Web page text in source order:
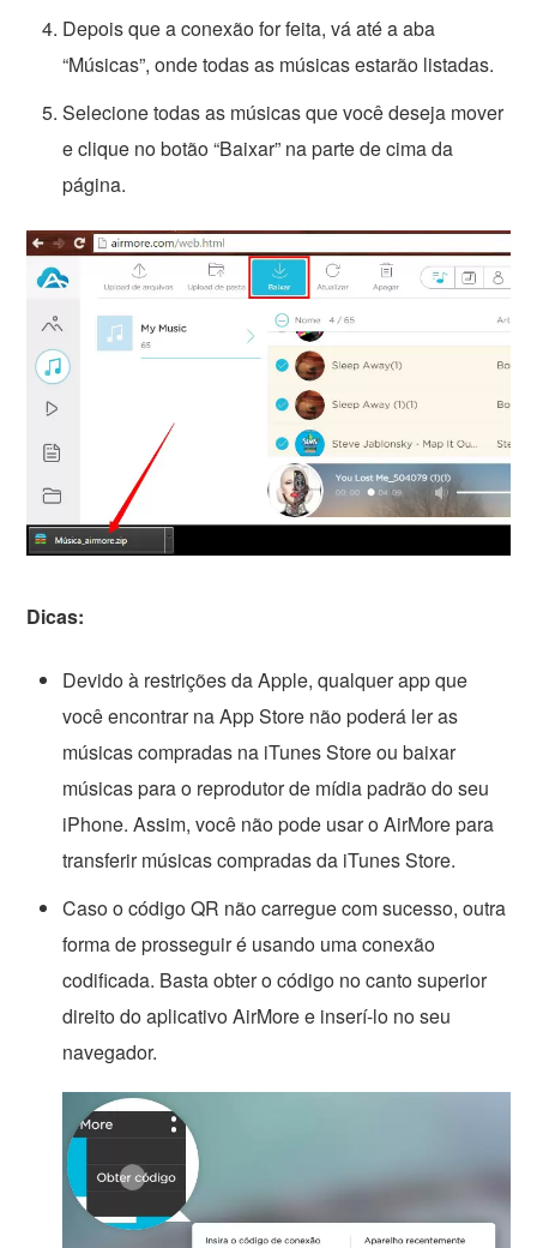
Depois que a conexão for feita, vá até a aba
“Músicas”, onde todas as músicas estarão listadas.
Selecione todas as músicas que você deseja mover
e clique no botão “Baixar” na parte de cima da
página.
Dicas:
Devido à restrições da Apple, qualquer app que
você encontrar na App Store não poderá ler as
músicas compradas na iTunes Store ou baixar
músicas para o reprodutor de mídia padrão do seu
iPhone. Assim, você não pode usar o AirMore para
transferir músicas compradas da iTunes Store.
Caso o código QR não carregue com sucesso, outra
forma de prosseguir é usando uma conexão
codificada. Basta obter o código no canto superior
direito do aplicativo AirMore e inserí-lo no seu
navegador.